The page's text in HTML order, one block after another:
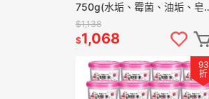
750g(水垢、霉菌、油垢、皂
垢)12入組
$1,138
$1,068
93
折